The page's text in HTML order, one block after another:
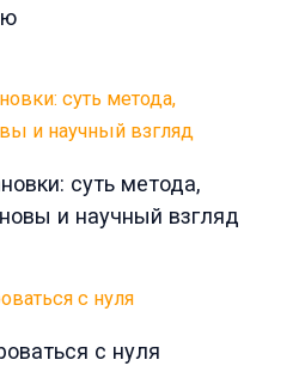
суть метода,
и научный взгляд
с нуля